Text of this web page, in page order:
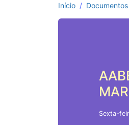
Início Documentos
Sexta-